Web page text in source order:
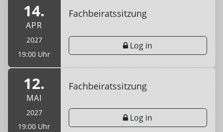
14.
APR
2027
19:00 Uhr
Fachbeiratssitzung
Log in
12.
MAI
2027
19:00 Uhr
Fachbeiratssitzung
Log in